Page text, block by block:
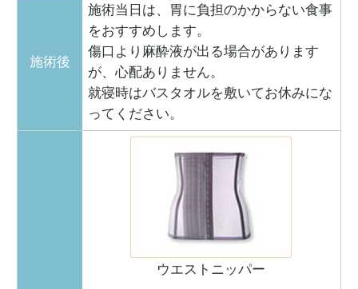
施術後
施術当日は、胃に負担のかからない食事
をおすすめします。
傷口より麻酔液が出る場合があります
が、心配ありません。
就寝時はバスタオルを敷いてお休みにな
ってください。
ウエストニッパー